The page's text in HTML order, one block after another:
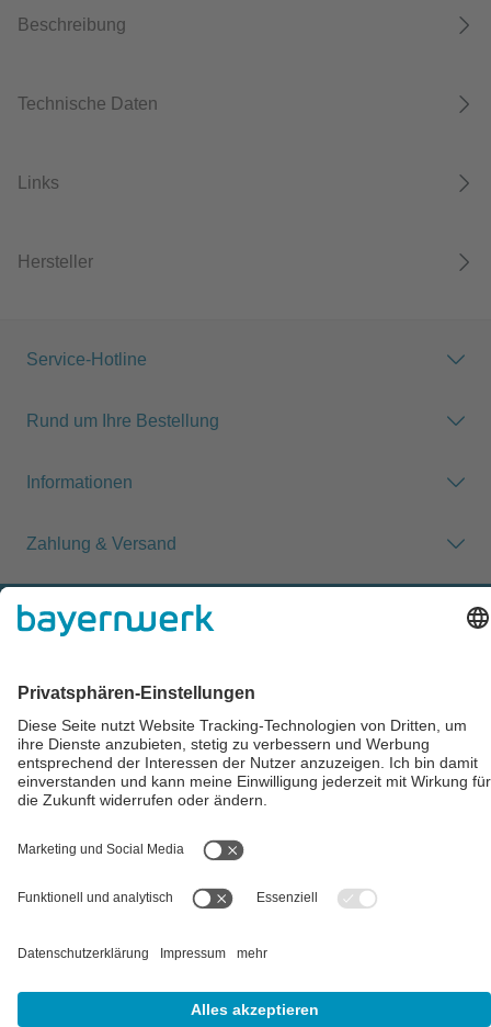
Beschreibung
Technische Daten
Links
Hersteller
Service-Hotline
Rund um Ihre Bestellung
Informationen
Zahlung & Versand
Impressum AGB
Alle Preise inkl. gesetzl. Mehrwertsteuer zzgl.Versandkostenund
ggf. Nachnahmegebühren, wenn nicht anders angegeben.
UStG (Gebrauchtgegenstände/Sonderregelung). Ein gesonderter
wiederaufbereitete Gegenstände ist nicht zulässig.
Lieferungen von Solarmodulen für bestimmte Betreiber.